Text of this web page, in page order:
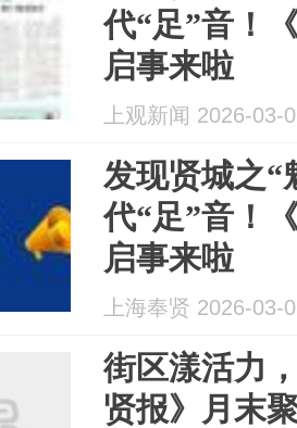
代“足”音！
启事来啦
上观新闻 2026-03-
发现贤城之“
代“足”音！
启事来啦
上海奉贤 2026-03-
街区漾活力
贤报》月末